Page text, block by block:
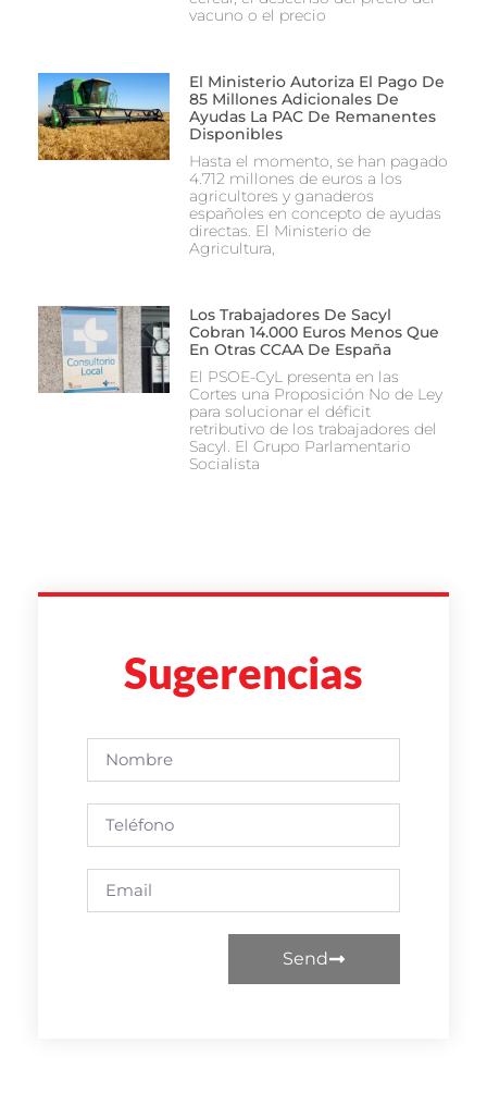
vacuno o el precio
El Ministerio Autoriza El Pago De
85 Millones Adicionales De
Ayudas La PAC De Remanentes
Disponibles
Hasta el momento, se han pagado
4.712 millones de euros a los
agricultores y ganaderos
españoles en concepto de ayudas
directas. El Ministerio de
Agricultura,
Los Trabajadores De Sacyl
Cobran 14.000 Euros Menos Que
En Otras CCAA De España
El PSOE-CyL presenta en las
Cortes una Proposición No de Ley
para solucionar el déficit
retributivo de los trabajadores del
Sacyl. El Grupo Parlamentario
Socialista
Sugerencias
Send